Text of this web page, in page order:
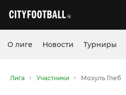
О лиге Новости Турниры
Лига Участники Мозуль Глеб